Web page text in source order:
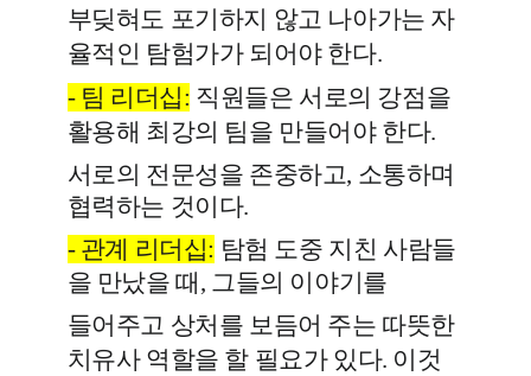
부딪혀도 포기하지 않고 나아가는 자
율적인 탐험가가 되어야 한다.
- 팀 리더십: 직원들은 서로의 강점을
활용해 최강의 팀을 만들어야 한다.
서로의 전문성을 존중하고, 소통하며
협력하는 것이다.
- 관계 리더십: 탐험 도중 지친 사람들
을 만났을 때, 그들의 이야기를
들어주고 상처를 보듬어 주는 따뜻한
치유사역할을 할 필요가 있다. 이것